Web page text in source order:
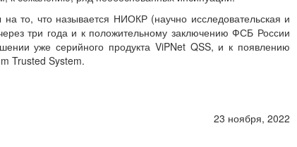
то, что называется НИОКР (научно исследовательская и
три года и к положительному заключению ФСБ России
уже серийного продукта ViPNet QSS, и к появлению
Trusted System.
23 ноября, 2022